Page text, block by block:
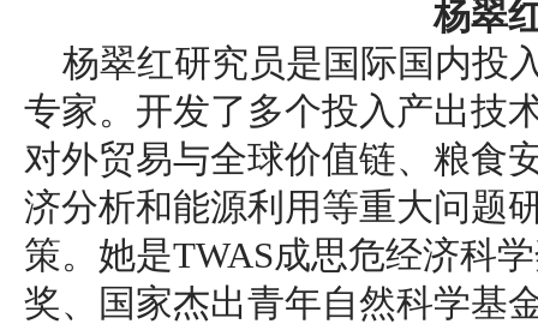
杨翠
杨翠红研究员是国际国内投
专家。开发了多个投入产出技
对外贸易与全球价值链、粮食
济分析和能源利用等重大问题
策。她是TWAS成思危经济科
奖、国家杰出青年自然科学基